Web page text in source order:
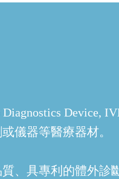
Device,
儀器等醫療器材。
、具專利的體外